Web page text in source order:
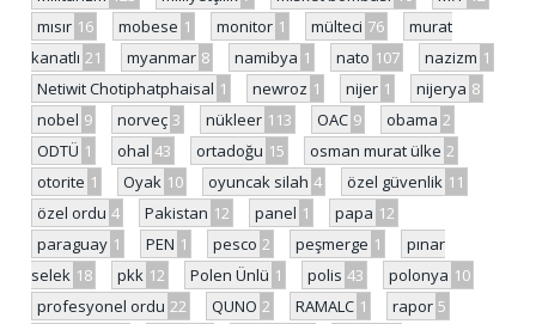
mısır 16 mobese 1 monitor 1 mülteci 76
murat
kanatlı 21 myanmar 8 namibya 1 nato 107 nazizm 1
Netiwit Chotiphatphaisal 1 newroz 1 nijer 1 nijerya 8
nobel 9 norveç 3 nükleer 113 OAC 9 obama 2
ODTÜ 1 ohal 43 ortadoğu 15 osman murat ülke 2
otorite 1 Oyak 10 oyuncak silah 4 özel güvenlik 11
özel ordu 4 Pakistan 12 panel 1 papa 12
paraguay 1 PEN 1 pesco 2 peşmerge 1
pınar
selek 18 pkk 12 Polen Ünlü 1 polis 43 polonya 10
profesyonel ordu 22 QUNO 2 RAMALC 1 rapor 5